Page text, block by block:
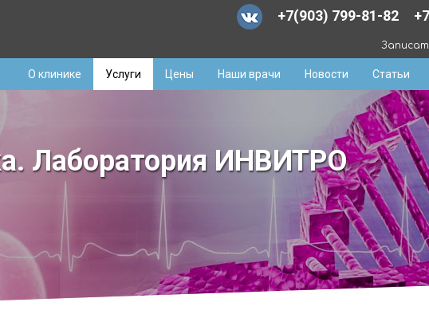
+7(903) 799-81-82
О клинике Услуги Цены Наши врачи Новости Статьи
Лаборатория ИНВИТРО